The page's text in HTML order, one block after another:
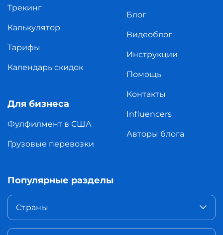
Трекинг
Калькулятор
Тарифы
Календарь скидок
Для бизнеса
Фулфилмент в США
Грузовые перевозки
Блог
Видеоблог
Инструкции
Помощь
Контакты
Influencers
Авторы блога
Популярные разделы
Страны